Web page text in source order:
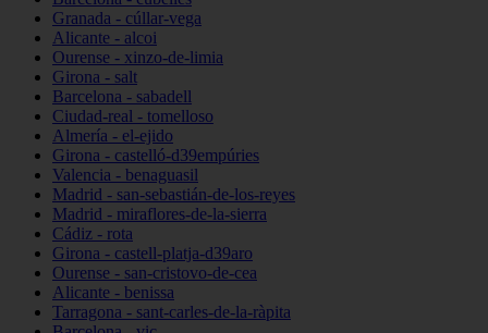
Granada - cúllar-vega
Alicante - alcoi
Ourense - xinzo-de-limia
Girona - salt
Barcelona - sabadell
Ciudad-real - tomelloso
Almería - el-ejido
Girona - castelló-d39empúries
Valencia - benaguasil
Madrid - san-sebastián-de-los-reyes
Madrid - miraflores-de-la-sierra
Cádiz - rota
Girona - castell-platja-d39aro
Ourense - san-cristovo-de-cea
Alicante - benissa
Tarragona - sant-carles-de-la-ràpita